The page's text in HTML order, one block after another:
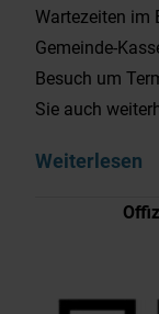
Wartezeiten im
Gemeinde-
Besuch um
Sie auch
Weiterlesen